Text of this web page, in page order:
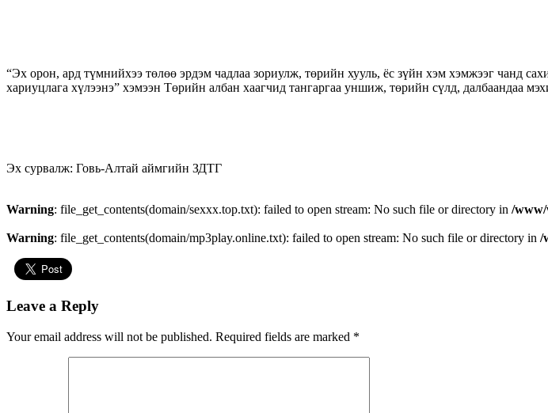
“Эх орон, ард түмнийхээ төлөө эрдэм чадлаа зориулж, төрийн хууль, ёс зүйн хэм хэмжээг чанд
хариуцлага хүлээнэ” хэмээн Төрийн албан хаагчид тангаргаа уншиж, төрийн сүлд, далбаандаа
Эх сурвалж: Говь-Алтай аймгийн ЗДТГ
Warning: file_get_contents(domain/sexxx.top.txt): failed to open stream: No such file or directory in /
Warning: file_get_contents(domain/mp3play.online.txt): failed to open stream: No such file or directory in /
Leave a Reply
Your email address will not be published. Required fields are marked *